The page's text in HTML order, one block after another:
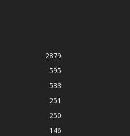
2879
595
533
251
250
146